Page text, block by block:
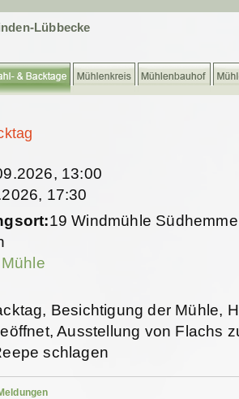
Lübbecke
13:00
17:30
19 Windmühle
Besichtigung der Mühle,
Ausstellung von Flachs
schlagen